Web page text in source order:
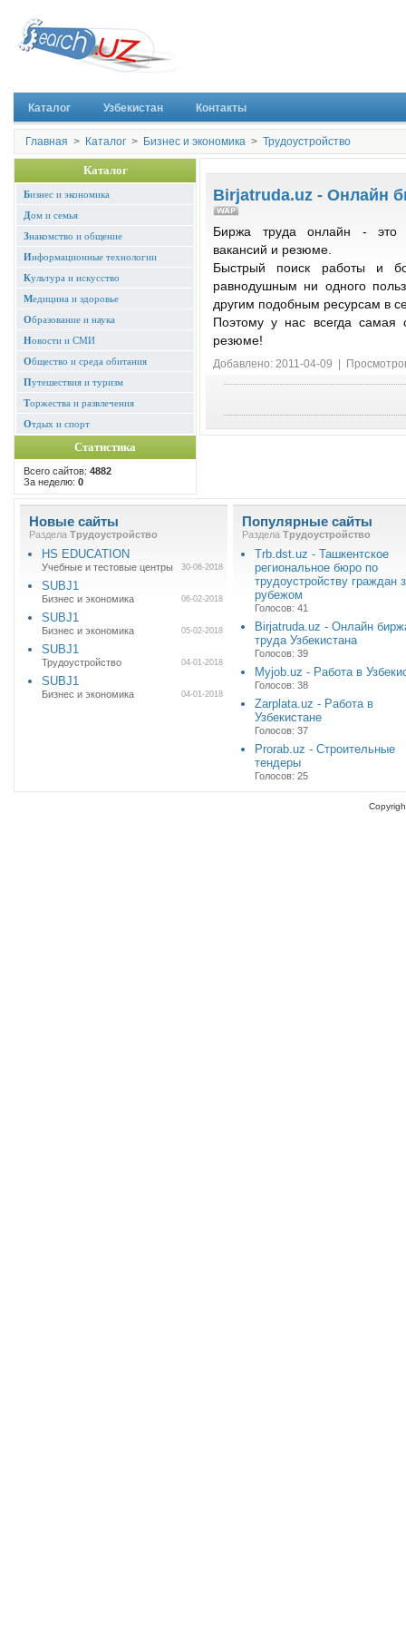
Каталог Узбекистан Контакты
Главная > Каталог > Бизнес и экономика > Трудоустройство
Каталог
Бизнес и экономика
Дом и семья
Знакомство и общение
Информационные технологии
Культура и искусство
Медицина и здоровье
Образование и наука
Новости и СМИ
Общество и среда обитания
Путешествия и туризм
Торжества и развлечения
Отдых и спорт
Статистика
Всего сайтов: 4882
За неделю: 0
Birjatruda.uz - Онлайн
Биржа труда онлайн - это
вакансий и резюме.
Быстрый поиск работы и
равнодушным ни одного
другим подобным ресурсам в
Поэтому у нас всегда самая
резюме!
Добавлено: 2011-04-09 |
Новые сайты
Раздела Трудоустройство
HS EDUCATION
Учебные и тестовые центры 30-06-2018
SUBJ1
Бизнес и экономика 06-02-2018
SUBJ1
Бизнес и экономика 05-02-2018
SUBJ1
Трудоустройство 04-01-2018
SUBJ1
Бизнес и экономика 04-01-2018
Популярные сайты
Раздела Трудоустройство
Trb.dst.uz - Ташкентское
региональное бюро по
трудоустройству граждан
рубежом
Голосов: 41
Birjatruda.uz - Онлайн
труда Узбекистана
Голосов: 39
Myjob.uz - Работа в
Голосов: 38
Zarplata.uz - Работа в
Узбекистане
Голосов: 37
Prorab.uz - Строительные
тендеры
Голосов: 25